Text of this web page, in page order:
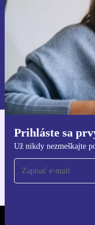
Prihláste sa
Už nikdy nezmeškajte
Informácie o
Zásadách ochrany